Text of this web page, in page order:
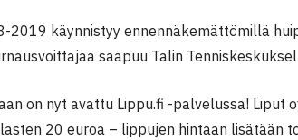
2019 käynnistyy ennennäkemättömillä
saapuu Talin
on nyt avattu Lippu.fi -palvelussa! Liput
20 euroa – lippujen hintaan lisätään